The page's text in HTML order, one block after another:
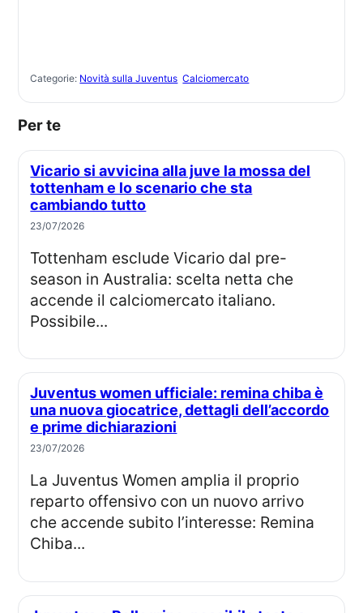
Categorie: Novità sulla Juventus Calciomercato
Per te
Vicario si avvicina alla juve la mossa del
tottenham e lo scenario che sta
cambiando tutto
23/07/2026
Tottenham esclude Vicario dal pre-
season in Australia: scelta netta che
accende il calciomercato italiano.
Possibile...
Juventus women ufficiale: remina chiba è
una nuova giocatrice, dettagli dell’accordo
e prime dichiarazioni
23/07/2026
La Juventus Women amplia il proprio
reparto offensivo con un nuovo arrivo
che accende subito l’interesse: Remina
Chiba...